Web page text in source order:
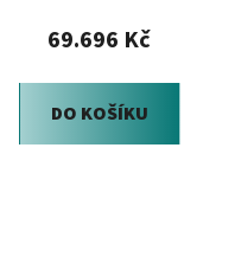
69.696 Kč
DO KOŠÍKU